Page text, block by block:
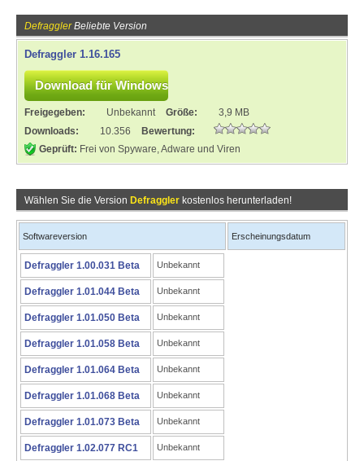
DefragglerBeliebte Version
Defraggler 1.16.165
Freigegeben: Unbekannt Größe:
3,9 MB
Downloads:
10.356
Bewertung:
Geprüft: Frei von Spyware, Adware und Viren
Wählen Sie die Version Defraggler kostenlos herunterladen!
Softwareversion Erscheinungsdatum
Defraggler 1.00.031 Beta Unbekannt
Defraggler 1.01.044 Beta Unbekannt
Defraggler 1.01.050 Beta Unbekannt
Defraggler 1.01.058 Beta Unbekannt
Defraggler 1.01.064 Beta Unbekannt
Defraggler 1.01.068 Beta Unbekannt
Defraggler 1.01.073 Beta Unbekannt
Defraggler 1.02.077 RC1 Unbekannt